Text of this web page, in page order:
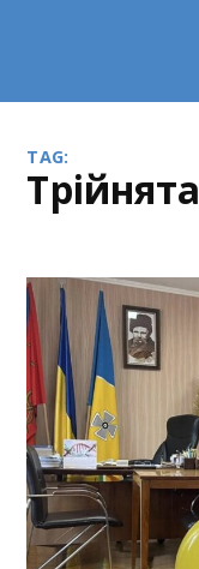
TAG:
трійнята